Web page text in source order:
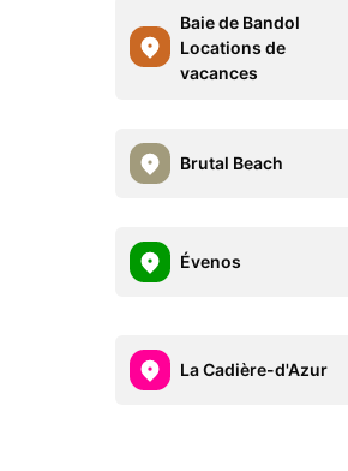
Baie de Bandol
Locations de
vacances
Brutal Beach
Évenos
La Cadière-d'Azur